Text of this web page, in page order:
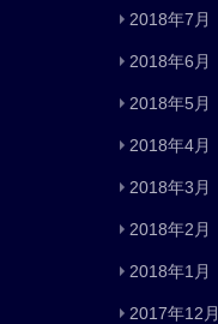
2018年7月
2018年6月
2018年5月
2018年4月
2018年3月
2018年2月
2018年1月
2017年12月